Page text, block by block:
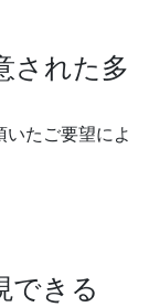
された多
たご要望によ
できる